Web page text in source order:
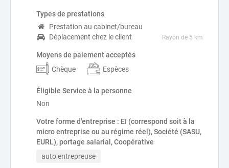
Types de prestations
Prestation au cabinet/bureau
Déplacement chez le client
Rayon de 5 km
Moyens de paiement acceptés
Chèque
Espèces
Éligible Service à la personne
Non
Votre forme d'entreprise : EI (correspond soit à la
micro entreprise ou au régime réel), Société (SASU,
EURL), portage salarial, Coopérative
auto entrepreuse